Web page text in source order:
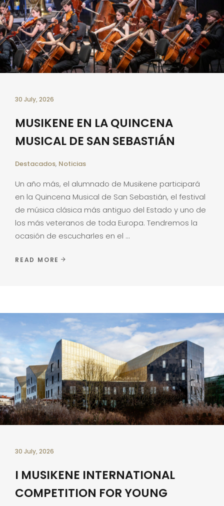
30 July, 2026
MUSIKENE EN LA QUINCENA
MUSICAL DE SAN SEBASTIÁN
Destacados, Noticias
Un año más, el alumnado de Musikene participará
en la Quincena Musical de San Sebastián, el festival
de música clásica más antiguo del Estado y uno de
los más veteranos de toda Europa. Tendremos la
ocasión de escucharles en el
READ MORE
30 July, 2026
I MUSIKENE INTERNATIONAL
COMPETITION FOR YOUNG